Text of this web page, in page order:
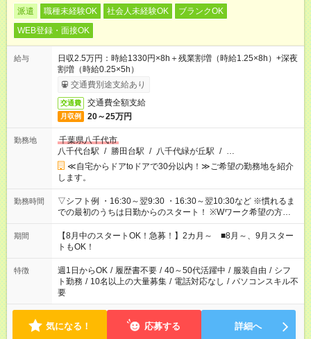
派遣 職種未経験OK 社会人未経験OK
ブランクOK
WEB登録・面接OK
給与
日収2.5万円：時給1330円×8h＋残業割増（時給1.25×8h）+深夜
割増（時給0.25×5h）
交通費別途支給あり
交通費 交通費全額支給
月収例 20～25万円
勤務地
千葉県八千代市
八千代台駅 / 勝田台駅 / 八千代緑が丘駅 / …
≪自宅からドアtoドアで30分以内！≫ご希望の勤務地を紹介
します。
勤務時間
▽シフト例 ・16:30～翌9:30 ・16:30～翌10:30など ※慣れるま
での最初のうちは日勤からのスタート！ ※Wワーク希望の方へ
今ご覧のお仕事で希望する勤務時間と、もう1つのお仕事の勤務
時間。 合計で週40時間を超える場合は応募できません。
期間
【8月中のスタートOK！急募！】2カ月～ ■8月～、9月スター
トもOK！
特徴 週1日からOK / 履歴書不要 / 40～50代活躍中 / 服装自由 / シフ
ト勤務 / 10名以上の大量募集 / 電話対応なし / パソコンスキル不
要
気になる！ 応募する 詳細へ